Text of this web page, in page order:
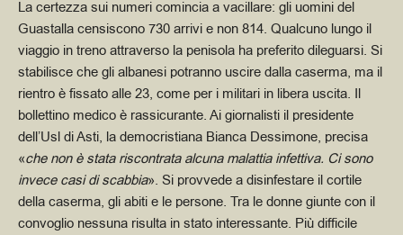
La certezza sui numeri comincia a vacillare: gli uomini del
Guastalla censiscono 730 arrivi e non 814. Qualcuno lungo il
viaggio in treno attraverso la penisola ha preferito dileguarsi. Si
stabilisce che gli albanesi potranno uscire dalla caserma, ma il
rientro è fissato alle 23, come per i militari in libera uscita. Il
bollettino medico è rassicurante. Ai giornalisti il presidente
dell’Usl di Asti, la democristiana Bianca Dessimone, precisa
«che non è stata riscontrata alcuna malattia infettiva. Ci sono
invece casi di scabbia». Si provvede a disinfestare il cortile
della caserma, gli abiti e le persone. Tra le donne giunte con il
convoglio nessuna risulta in stato interessante. Più difficile